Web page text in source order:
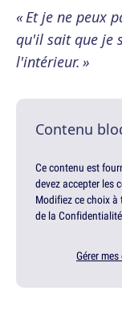
« Et je ne peux
qu'il sait que je
l'intérieur. »
Contenu
Ce contenu est
devez accepter les
Modifiez ce choix à
de la
Gérer